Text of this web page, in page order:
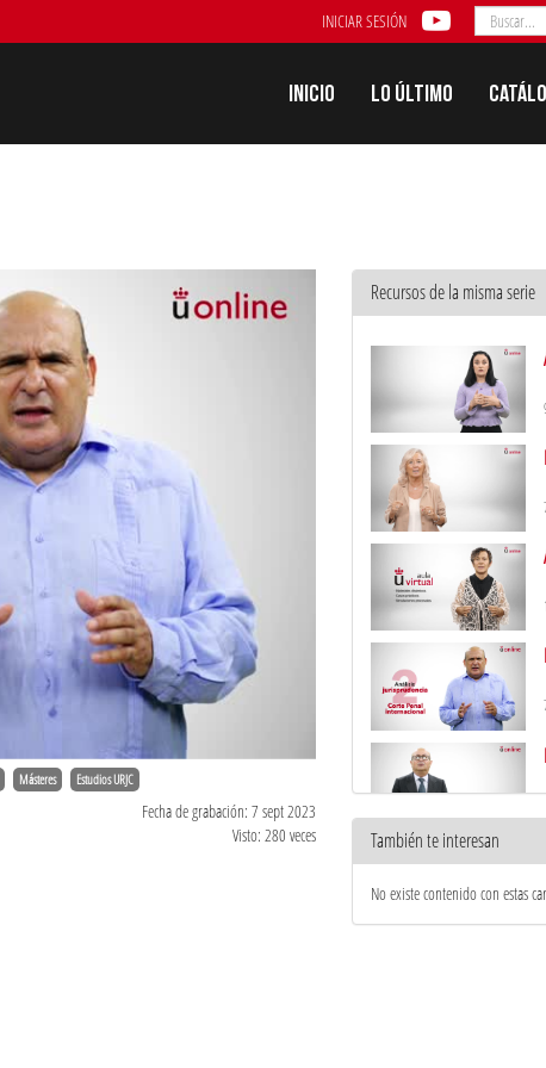
INICIAR SESIÓN
Inicio Lo último
Másteres Estudios URJC
Fecha de grabación: 7 sept 2023
Visto: 280 veces
Recursos de la misma serie
También te interesan
No existe contenido con estas